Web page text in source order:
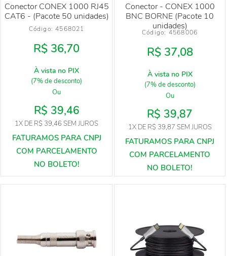
Conector CONEX 1000 RJ45
CAT6 - (Pacote 50 unidades)
Código: 4568021
R$ 36,70
À vista no PIX
(7% de desconto)
Ou
R$ 39,46
1X DE R$ 39,46 SEM JUROS
Conector - CONEX 1000
BNC BORNE (Pacote 10
unidades)
Código: 4568006
R$ 37,08
À vista no PIX
(7% de desconto)
Ou
R$ 39,87
1XDE R$ 39,87 SEM JUROS